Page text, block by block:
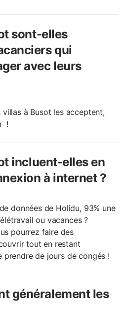
sont-elles
qui
avec leurs
à Busot les acceptent,
!
incluent-elles en
à internet ?
données de Holidu, 93% une
ou vacances ?
pourrez faire des
tout en restant
prendre de jours de congés !
généralement les